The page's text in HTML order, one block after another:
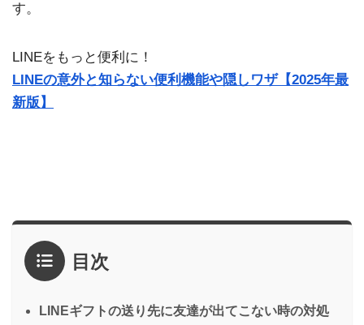
す。
LINEをもっと便利に！
LINEの意外と知らない便利機能や隠しワザ【2025年最
新版】
目次
LINEギフトの送り先に友達が出てこない時の対処